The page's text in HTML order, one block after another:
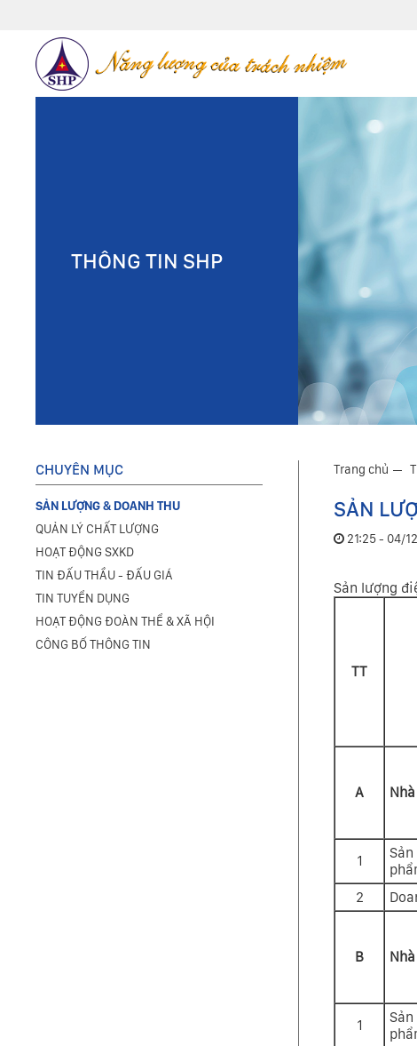
THÔNG TIN SHP
Trang chủ
SẢN
21:25 - 04/
Sản lượng
TT
A
1
2
B
1
CHUYÊN MỤC
SẢN LƯỢNG & DOANH THU
QUẢN LÝ CHẤT LƯỢNG
HOẠT ĐỘNG SXKD
TIN ĐẤU THẦU - ĐẤU GIÁ
TIN TUYỂN DỤNG
HOẠT ĐỘNG ĐOÀN THỂ & XÃ HỘI
CÔNG BỐ THÔNG TIN